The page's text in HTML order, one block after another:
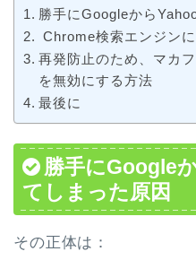
勝手にGoogleから
Chrome検索エンジン
再発防止のため、マカ
を無効にする方法
最後に
勝手にGoogle
てしまった原因
その正体は：